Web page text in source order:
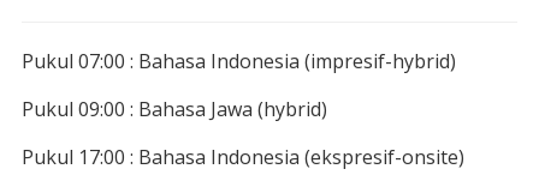
Pukul 07:00 : Bahasa Indonesia (impresif-hybrid)
Pukul 09:00 : Bahasa Jawa (hybrid)
Pukul 17:00 : Bahasa Indonesia (ekspresif-onsite)